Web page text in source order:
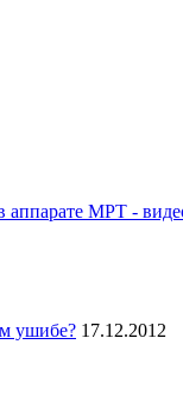
аппарате МРТ -
ушибе? 17.12.2012